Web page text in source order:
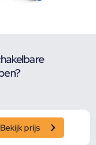
Bekijk prijs